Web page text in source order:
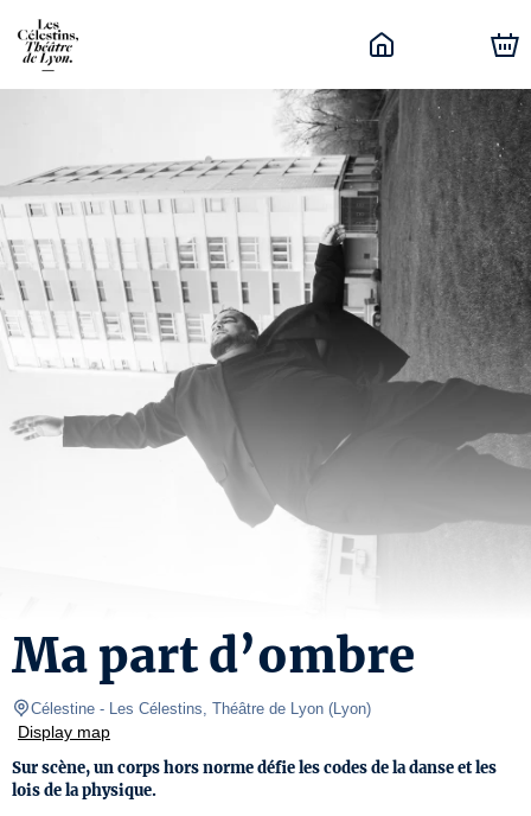
Ma part d’ombre
Célestine - Les Célestins, Théâtre de Lyon (Lyon)
Display map
Sur scène, un corps hors norme défie les codes de la danse et les
lois de la physique.